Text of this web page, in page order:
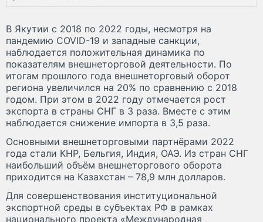
В Якутии с 2018 по 2022 годы, несмотря на
пандемию COVID-19 и западные санкции,
наблюдается положительная динамика по
показателям внешнеторговой деятельности. По
итогам прошлого года внешнеторговый оборот
региона увеличился на 20% по сравнению с 2018
годом. При этом в 2022 году отмечается рост
экспорта в страны СНГ в 3 раза. Вместе с этим
наблюдается снижение импорта в 3,5 раза.
Основными внешнеторговыми партнёрами 2022
года стали КНР, Бельгия, Индия, ОАЭ. Из стран СНГ
наибольший объём внешнеторгового оборота
приходится на Казахстан – 78,9 млн долларов.
Для совершенствования институциональной
экспортной среды в субъектах РФ в рамках
национального проекта «Международная